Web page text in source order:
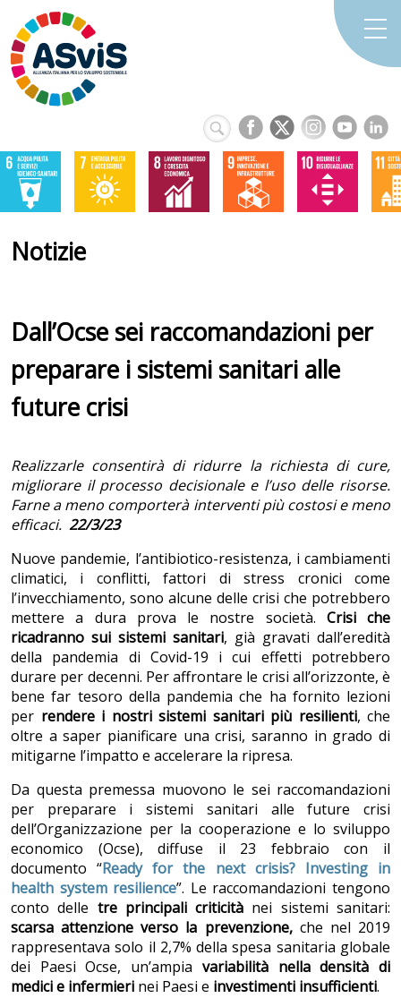
Notizie
Dall’Ocse sei raccomandazioni per
preparare i sistemi sanitari alle
future crisi
Realizzarle consentirà di ridurre la richiesta di cure,
migliorare il processo decisionale e l’uso delle risorse.
Farne a meno comporterà interventi più costosi e meno
efficaci. 22/3/23
Nuove pandemie, l’antibiotico-resistenza, i cambiamenti
climatici, i conflitti, fattori di stress cronici come
l’invecchiamento, sono alcune delle crisi che potrebbero
mettere a dura prova le nostre società. Crisi che
ricadranno sui sistemi sanitari, già gravati dall’eredità
della pandemia di Covid-19 i cui effetti potrebbero
durare per decenni. Per affrontare le crisi all’orizzonte, è
bene far tesoro della pandemia che ha fornito lezioni
per rendere i nostri sistemi sanitari più resilienti, che
oltre a saper pianificare una crisi, saranno in grado di
mitigarne l’impatto e accelerare la ripresa.
Da questa premessa muovono le sei raccomandazioni
per preparare i sistemi sanitari alle future crisi
dell’Organizzazione per la cooperazione e lo sviluppo
economico (Ocse), diffuse il 23 febbraio con il
documento “Ready for the next crisis? Investing in
health system resilience”. Le raccomandazioni tengono
conto delle tre principali criticità nei sistemi sanitari:
scarsa attenzione verso la prevenzione, che nel 2019
rappresentava solo il 2,7% della spesa sanitaria globale
dei Paesi Ocse, un’ampia variabilità nella densità di
medici e infermieri nei Paesi e investimenti insufficienti.